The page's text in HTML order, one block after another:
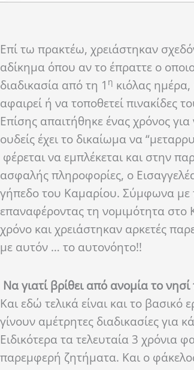
Επί τω πρακτέω, χρειάστηκαν
αδίκημα όπου αν το έπραττε ο
διαδικασία από τη 1 η κιόλας
αφαιρεί ή να τοποθετεί πινακίδες
Επίσης απαιτήθηκε ένας χρόνος
ουδείς έχει το δικαίωμα να
φέρεται να εμπλέκεται και στην
ασφαλής πληροφορίες, ο
γήπεδο του Καμαρίου. Σύμφωνα με
επαναφέροντας τη νομιμότητα στο
χρόνο και χρειάστηκαν αρκετές
με αυτόν … το αυτονόητο!!
Να γιατί βρίθει από ανομία το
Και εδώ τελικά είναι και το
γίνουν αμέτρητες διαδικασίες για
Ειδικότερα τα τελευταία 3 χρόνια
παρεμφερή ζητήματα. Και ο